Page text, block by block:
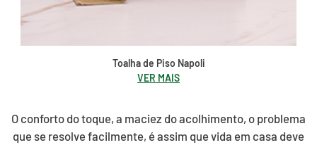
Toalha de Piso Napoli
VER MAIS
O conforto do toque, a maciez do acolhimento, o problema
que se resolve facilmente, é assim que vida em casa deve